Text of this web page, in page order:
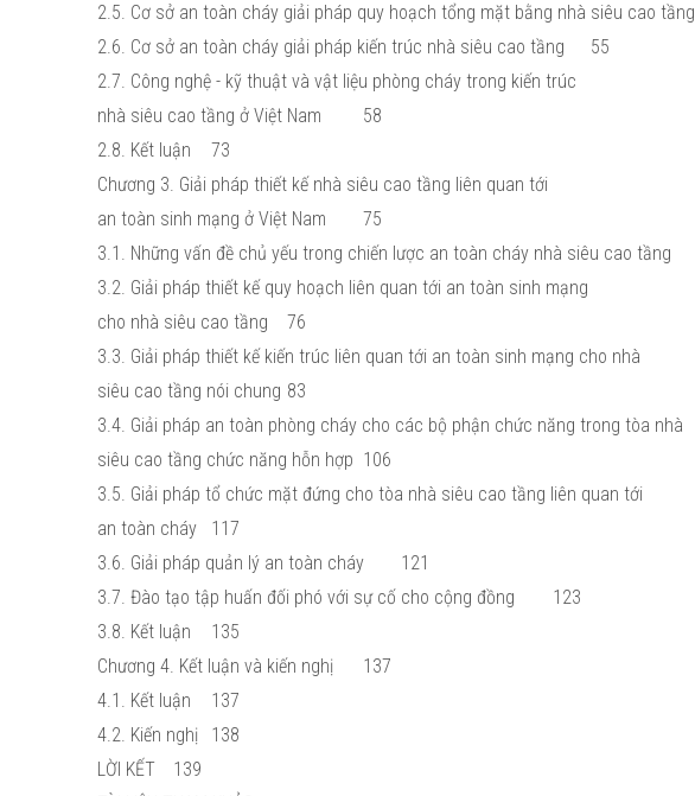
2.5. Cơ sở an toàn cháy giải pháp quy hoạch tổng mặt bằng nhà siêu cao tầng
2.6. Cơ sở an toàn cháy giải pháp kiến trúc nhà siêu cao tầng
55
2.7. Công nghệ - kỹ thuật và vật liệu phòng cháy trong kiến trúc
nhà siêu cao tầng ở Việt Nam
58
2.8. Kết luận
73
Chương 3. Giải pháp thiết kế nhà siêu cao tầng liên quan tới
an toàn sinh mạng ở Việt Nam
75
3.1. Những vấn đề chủ yếu trong chiến lược an toàn cháy nhà siêu cao tầng
3.2. Giải pháp thiết kế quy hoạch liên quan tới an toàn sinh mạng
cho nhà siêu cao tầng
76
3.3. Giải pháp thiết kế kiến trúc liên quan tới an toàn sinh mạng cho nhà
siêu cao tầng nói chung 83
3.4. Giải pháp an toàn phòng cháy cho các bộ phận chức năng trong tòa nhà
siêu cao tầng chức năng hỗn hợp 106
3.5. Giải pháp tổ chức mặt đứng cho tòa nhà siêu cao tầng liên quan tới
an toàn cháy
117
3.6. Giải pháp quản lý an toàn cháy
121
3.7. Đào tạo tập huấn đối phó với sự cố cho cộng đồng
123
3.8. Kết luận
135
Chương 4. Kết luận và kiến nghị
137
4.1. Kết luận
137
4.2. Kiến nghị
138
LỜI KẾT
139